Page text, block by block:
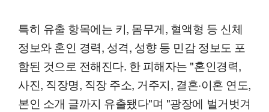
특히 유출 항목에는 키, 몸무게, 혈액형 등 신체
정보와 혼인 경력, 성격, 성향 등 민감 정보도 포
함된 것으로 전해진다. 한 피해자는 "혼인경력,
사진, 직장명, 직장 주소, 거주지, 결혼·이혼 연도,
본인 소개 글까지 유출됐다"며 "광장에 벌거벗겨